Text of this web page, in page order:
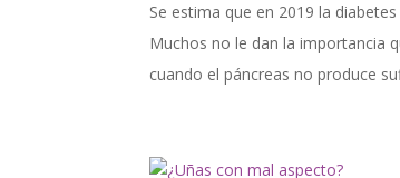
Se estima que en 2019 la
Muchos no le dan la importancia
cuando el páncreas no produce